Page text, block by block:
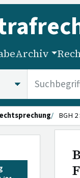
Archiv
BGH